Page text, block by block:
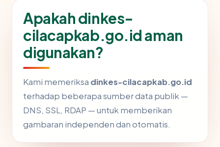
Apakah dinkes-
cilacapkab.go.id aman
digunakan?
Kami memeriksa dinkes-cilacapkab.go.id
terhadap beberapa sumber data publik —
DNS, SSL, RDAP — untuk memberikan
gambaran independen dan otomatis.